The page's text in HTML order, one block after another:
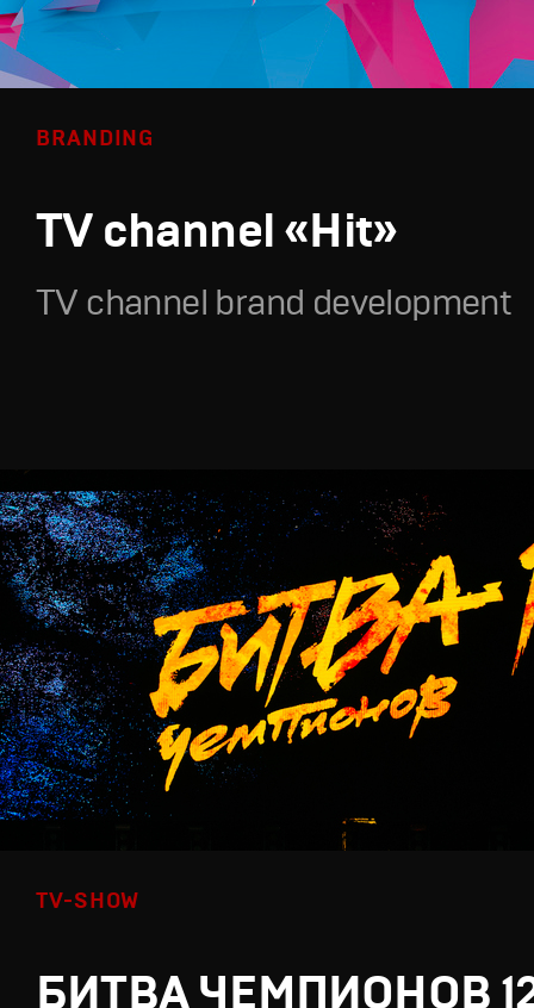
BRANDING
TV channel «Hit»
TV channel brand development
TV-SHOW
БИТВА ЧЕМПИОНОВ